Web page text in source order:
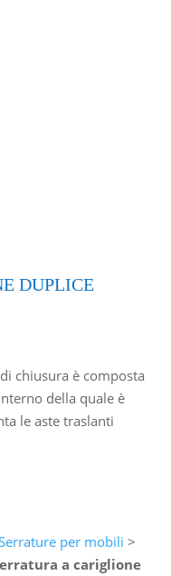
DUPLICE
chiusura è composta
della quale è
le aste traslanti
per mobili >
a cariglione